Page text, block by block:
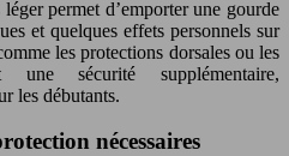
permet d’emporter une gourde
et quelques effets personnels sur
les protections dorsales ou les
une sécurité supplémentaire,
les débutants.
nécessaires